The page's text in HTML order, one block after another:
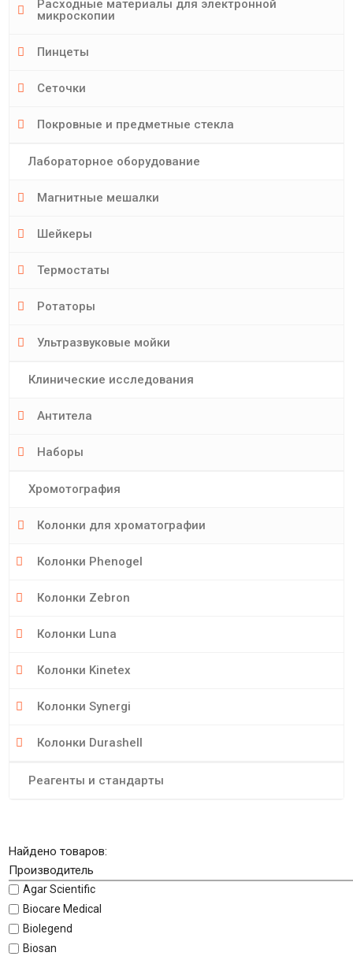
Расходные материалы для электронной
микроскопии
Пинцеты
Сеточки
Покровные и предметные стекла
Лабораторное оборудование
Магнитные мешалки
Шейкеры
Термостаты
Ротаторы
Ультразвуковые мойки
Клинические исследования
Антитела
Наборы
Хромотография
Колонки для хроматографии
Колонки Phenogel
Колонки Zebron
Колонки Luna
Колонки Kinetex
Колонки Synergi
Колонки Durashell
Реагенты и стандарты
Найдено товаров:
Производитель
Agar Scientific
Biocare Medical
Biolegend
Biosan